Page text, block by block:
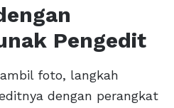
Pengedit
foto, langkah
dengan perangkat